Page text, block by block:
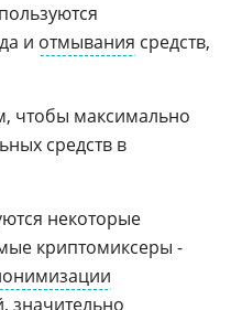
и отмывания средств,
чтобы максимально
средств в
некоторые
криптомиксеры -
значительно